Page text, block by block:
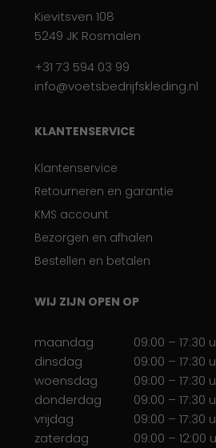
Kievitsven 108
5249 JK Rosmalen
+31 73 594 03 99
info@voetsbedrijfskleding.nl
KLANTENSERVICE
Klantenservice
Retourneren en garantie
KMS account
Bezorgen en afhalen
Bestellen en betalen
WIJ ZIJN OPEN OP
maandag
09:00 – 17:30
dinsdag
09:00 – 17:30
woensdag
09:00 – 17:30
donderdag
09:00 – 17:30
vrijdag
09:00 – 17:30
zaterdag
09:00 – 12:00